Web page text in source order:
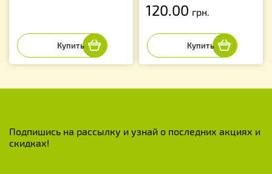
120.00 грн.
Подпишись на рассылку и узнай о последних акциях и
скидках!